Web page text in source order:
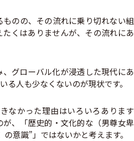
のの、その流れに乗り切れない組
くはありませんが、その流れにあ
グローバル化が浸透した現代にあ
人も少なくないのが現状です。
なかった理由はいろいろあります
、「歴史的・文化的な（男尊女卑
意識”」ではないかと考えます。